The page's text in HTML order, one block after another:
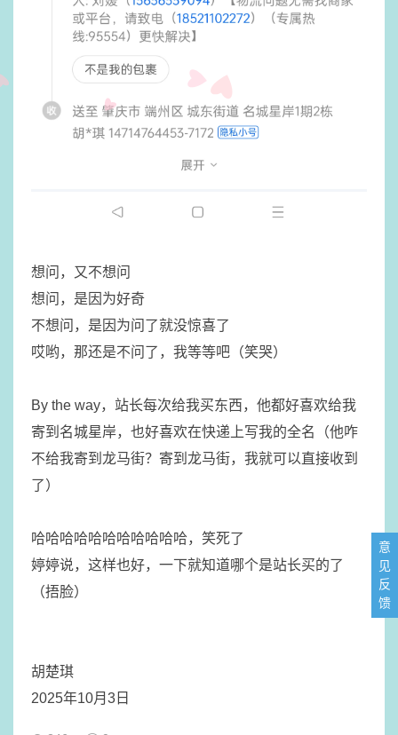
想问，又不想问
​想问，是因为好奇
​不想问，是因为问了就没惊喜了
​哎哟，那还是不问了，我等等吧（笑哭）
​By the way，站长每次给我买东西，他都好喜欢给我
寄到名城星岸，也好喜欢在快递上写我的全名（他咋
不给我寄到龙马街？寄到龙马街，我就可以直接收到
了）
​哈哈哈哈哈哈哈哈哈哈哈，笑死了
婷婷说，这样也好，一下就知道哪个是站长买的了
（捂脸）
胡楚琪
2025年10月3日
意
见
反
馈